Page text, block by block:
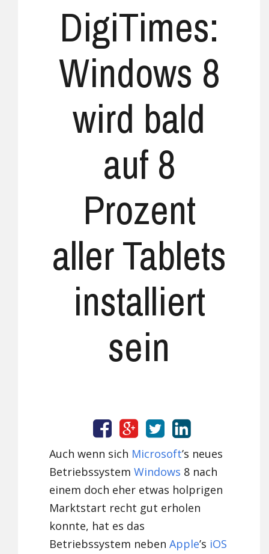
DigiTimes:
Windows 8
wird bald
auf 8
Prozent
aller Tablets
installiert
sein
Auch wenn sich Microsoft’s neues
BetriebssystemWindows 8 nach
einem doch eher etwas holprigen
Marktstart recht gut erholen
konnte, hat es das
Betriebssystem nebenApple’s iOS